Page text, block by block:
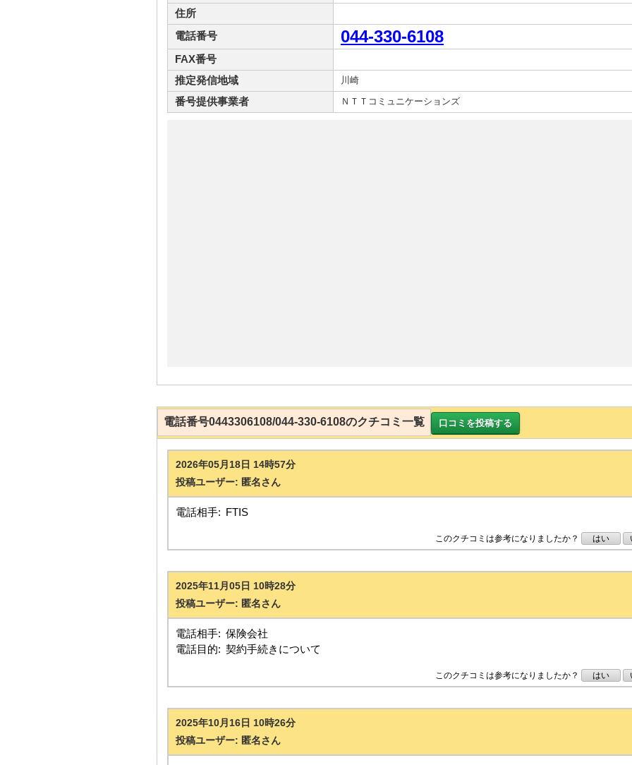
住所
電話番号
044-330-6108
FAX番号
推定発信地域
川崎
番号提供事業者 ＮＴＴコミュニケーションズ
電話番号0443306108/044-330-6108のクチコミ一覧 口コミを投稿する
2026年05月18日 14時57分
投稿ユーザー: 匿名さん
電話相手: FTIS
このクチコミは参考になりましたか？ はい
2025年11月05日 10時28分
投稿ユーザー: 匿名さん
電話相手: 保険会社
電話目的: 契約手続きについて
このクチコミは参考になりましたか？ はい
2025年10月16日 10時26分
投稿ユーザー: 匿名さん